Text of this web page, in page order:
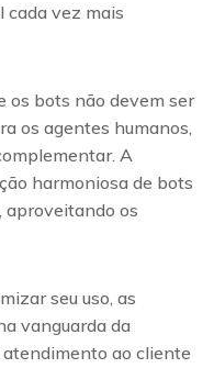
cada vez mais
os bots não devem ser
os agentes humanos,
A
harmoniosa de bots
aproveitando os
seu uso, as
vanguarda da
ao cliente